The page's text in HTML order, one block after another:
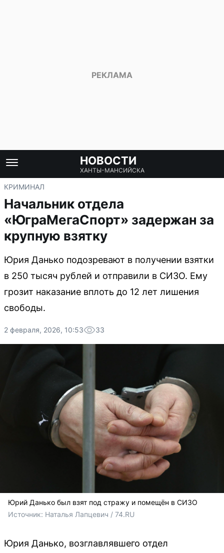
НОВОСТИ
ХАНТЫ-МАНСИЙСКА
КРИМИНАЛ
Начальник отдела
«ЮграМегаСпорт» задержан за
крупную взятку
Юрия Данько подозревают в получении взятки
в 250 тысяч рублей и отправили в СИЗО. Ему
грозит наказание вплоть до 12 лет лишения
свободы.
2 февраля, 2026, 10:53 33
Юрий Данько был взят под стражу и помещён в СИЗО
Источник: Наталья Лапцевич / 74.RU
Юрия Данько, возглавлявшего отдел